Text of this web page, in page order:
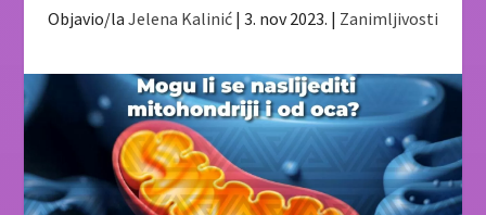
Objavio/la Jelena Kalinić | 3. nov 2023. | Zanimljivosti